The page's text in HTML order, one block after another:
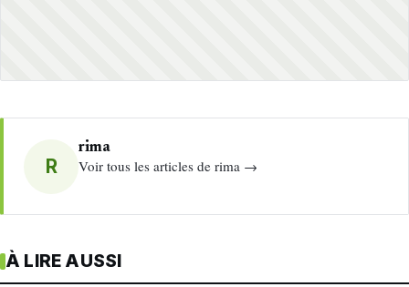
R
rima
Voir tous les articles de rima →
À LIRE AUSSI